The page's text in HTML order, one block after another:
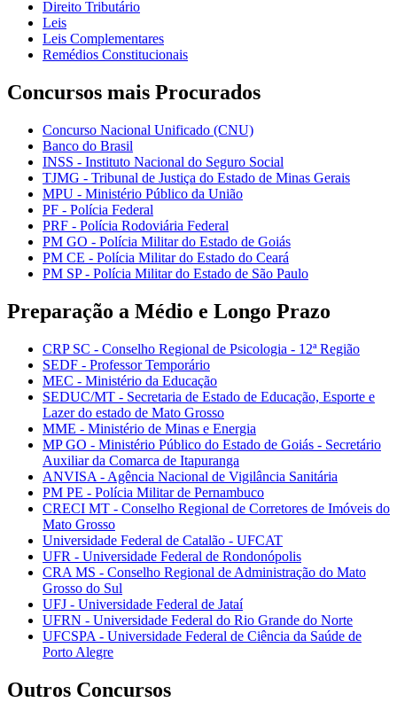
Direito Tributário
Leis
Leis Complementares
Remédios Constitucionais
Concursos mais Procurados
Concurso Nacional Unificado (CNU)
Banco do Brasil
INSS - Instituto Nacional do Seguro Social
TJMG - Tribunal de Justiça do Estado de Minas Gerais
MPU - Ministério Público da União
PF - Polícia Federal
PRF - Polícia Rodoviária Federal
PM GO - Polícia Militar do Estado de Goiás
PM CE - Polícia Militar do Estado do Ceará
PM SP - Polícia Militar do Estado de São Paulo
Preparação a Médio e Longo Prazo
CRP SC - Conselho Regional de Psicologia - 12ª Região
SEDF - Professor Temporário
MEC - Ministério da Educação
SEDUC/MT - Secretaria de Estado de Educação, Esporte e
Lazer do estado de Mato Grosso
MME - Ministério de Minas e Energia
MP GO - Ministério Público do Estado de Goiás - Secretário
Auxiliar da Comarca de Itapuranga
ANVISA - Agência Nacional de Vigilância Sanitária
PM PE - Polícia Militar de Pernambuco
CRECI MT - Conselho Regional de Corretores de Imóveis do
Mato Grosso
Universidade Federal de Catalão - UFCAT
UFR - Universidade Federal de Rondonópolis
CRA MS - Conselho Regional de Administração do Mato
Grosso do Sul
UFJ - Universidade Federal de Jataí
UFRN - Universidade Federal do Rio Grande do Norte
UFCSPA - Universidade Federal de Ciência da Saúde de
Porto Alegre
Outros Concursos